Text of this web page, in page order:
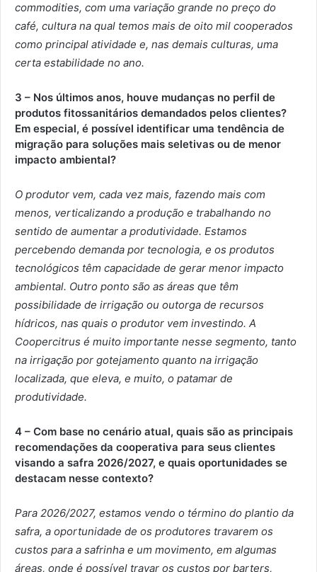
commodities, com uma variação grande no preço do
café, cultura na qual temos mais de oito mil cooperados
como principal atividade e, nas demais culturas, uma
certa estabilidade no ano.
3 – Nos últimos anos, houve mudanças no perfil de
produtos fitossanitários demandados pelos clientes?
Em especial, é possível identificar uma tendência de
migração para soluções mais seletivas ou de menor
impacto ambiental?
O produtor vem, cada vez mais, fazendo mais com
menos, verticalizando a produção e trabalhando no
sentido de aumentar a produtividade. Estamos
percebendo demanda por tecnologia, e os produtos
tecnológicos têm capacidade de gerar menor impacto
ambiental. Outro ponto são as áreas que têm
possibilidade de irrigação ou outorga de recursos
hídricos, nas quais o produtor vem investindo. A
Coopercitrus é muito importante nesse segmento, tanto
na irrigação por gotejamento quanto na irrigação
localizada, que eleva, e muito, o patamar de
produtividade.
4 – Com base no cenário atual, quais são as principais
recomendações da cooperativa para seus clientes
visando a safra 2026/2027, e quais oportunidades se
destacam nesse contexto?
Para 2026/2027, estamos vendo o término do plantio da
safra, a oportunidade de os produtores travarem os
custos para a safrinha e um movimento, em algumas
áreas, onde é possível travar os custos por barters,